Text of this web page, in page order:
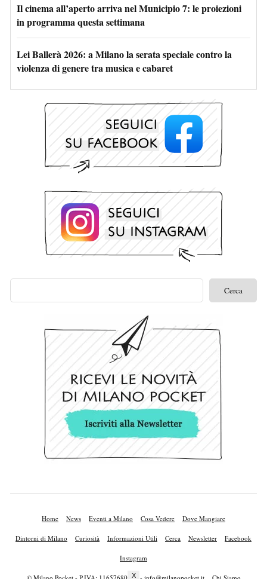
Il cinema all’aperto arriva nel Municipio 7: le proiezioni
in programma questa settimana
Lei Ballerà 2026: a Milano la serata speciale contro la
violenza di genere tra musica e cabaret
Home News Eventi a Milano Cosa Vedere Dove Mangiare
Dintorni di Milano Curiosità Informazioni Utili Cerca Newsletter Facebook
Instagram
X